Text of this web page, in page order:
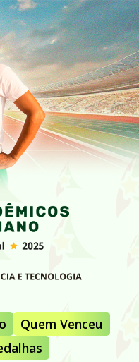
Quem Venceu